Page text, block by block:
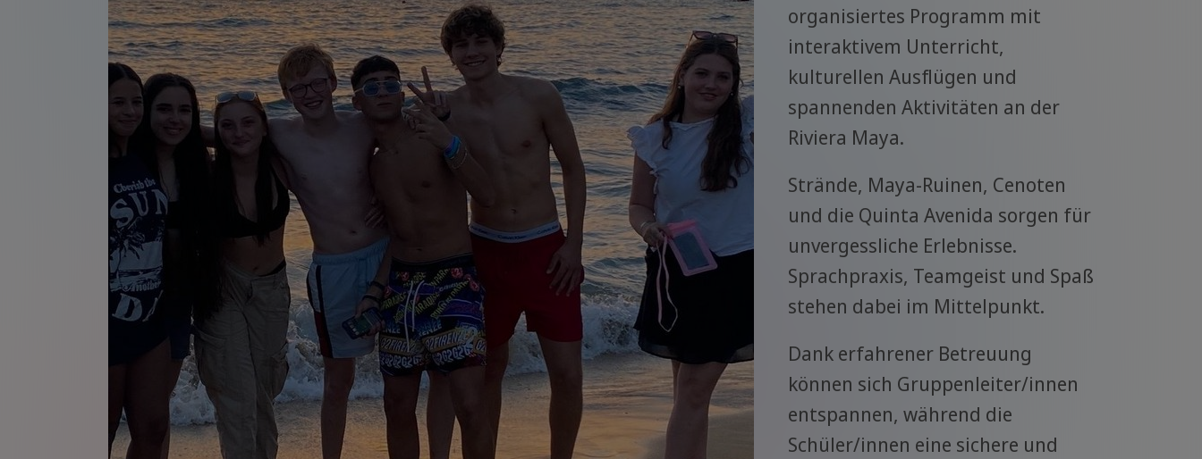
organisiertes Programm mit
interaktivem Unterricht,
kulturellen Ausflügen und
spannenden Aktivitäten an der
Riviera Maya.
Strände, Maya-Ruinen, Cenoten
und die Quinta Avenida sorgen für
unvergessliche Erlebnisse.
Sprachpraxis, Teamgeist und Spaß
stehen dabei im Mittelpunkt.
Dank erfahrener Betreuung
können sich Gruppenleiter/innen
entspannen, während die
Schüler/innen eine sichere und